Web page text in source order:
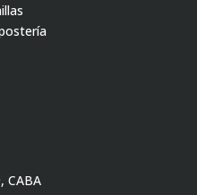
CABA